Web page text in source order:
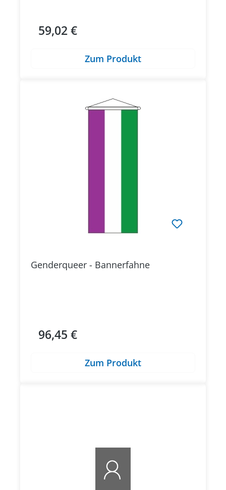
Regulärer Preis:
59,02 €
Zum Produkt
Genderqueer - Bannerfahne
Regulärer Preis:
96,45 €
Zum Produkt